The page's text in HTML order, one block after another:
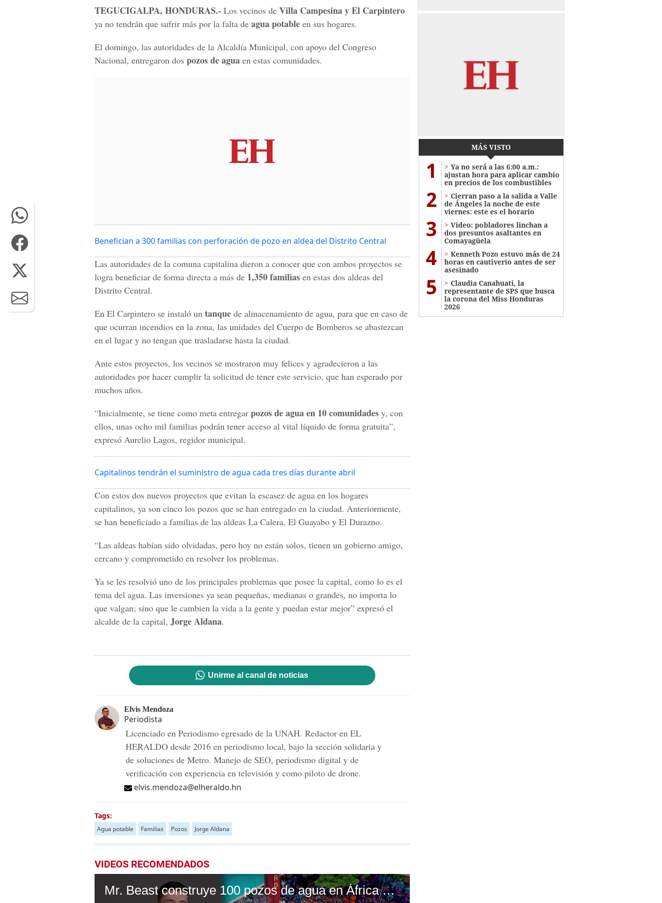
TEGUCIGALPA, HONDURAS.- Los vecinos de Villa Campesina y El Carpintero
ya no tendrán que sufrir más por la falta de agua potable en sus hogares.
El domingo, las autoridades de la Alcaldía Municipal, con apoyo del Congreso
Nacional, entregaron dos pozos de agua en estas comunidades.
Benefician a 300 familias con perforación de pozo en aldea del Distrito Central
Las autoridades de la comuna capitalina dieron a conocer que con ambos proyectos se
logra beneficiar de forma directa a más de 1,350 familias en estas dos aldeas del
Distrito Central.
En El Carpintero se instaló un tanque de almacenamiento de agua, para que en caso de
que ocurran incendios en la zona, las unidades del Cuerpo de Bomberos se abastezcan
en el lugar y no tengan que trasladarse hasta la ciudad.
Ante estos proyectos, los vecinos se mostraron muy felices y agradecieron a las
autoridades por hacer cumplir la solicitud de tener este servicio, que han esperado por
muchos años.
“Inicialmente, se tiene como meta entregar pozos de agua en 10 comunidades y, con
ellos, unas ocho mil familias podrán tener acceso al vital líquido de forma gratuita”,
expresó Aurelio Lagos, regidor municipal.
Capitalinos tendrán el suministro de agua cada tres días durante abril
Con estos dos nuevos proyectos que evitan la escasez de agua en los hogares
capitalinos, ya son cinco los pozos que se han entregado en la ciudad. Anteriormente,
se han beneficiado a familias de las aldeas La Calera, El Guayabo y El Durazno.
“Las aldeas habían sido olvidadas, pero hoy no están solos, tienen un gobierno amigo,
cercano y comprometido en resolver los problemas.
Ya se les resolvió uno de los principales problemas que posee la capital, como lo es el
tema del agua. Las inversiones ya sean pequeñas, medianas o grandes, no importa lo
que valgan; sino que le cambien la vida a la gente y puedan estar mejor” expresó el
alcalde de la capital, Jorge Aldana.
Unirme al canal de noticias
Elvis Mendoza
Periodista
Licenciado en Periodismo egresado de la UNAH. Redactor en EL
HERALDO desde 2016 en periodismo local, bajo la sección solidaria y
de soluciones de Metro. Manejo de SEO, periodismo digital y de
verificación con experiencia en televisión y como piloto de drone.
elvis.mendoza@elheraldo.hn
Tags:
Agua potable Familias Pozos Jorge Aldana
VIDEOS RECOMENDADOS
Mr. Beast construye 100 pozos de agua en África y se hace viral
MÁS VISTO
1
Ya no será a las 6:00 a.m.:
ajustan hora para aplicar cambio
en precios de los combustibles
2
Cierran paso a la salida a Valle
de Ángeles la noche de este
viernes: este es el horario
3
Video: pobladores linchan a
dos presuntos asaltantes en
Comayagüela
4
Kenneth Pozo estuvo más de 24
horas en cautiverio antes de ser
asesinado
5
Claudia Canahuati, la
representante de SPS que busca
la corona del Miss Honduras
2026